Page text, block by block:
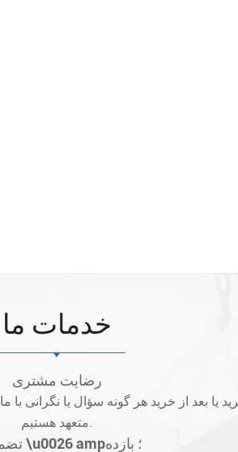
خدمات ما
رضایت مشتری
متعهد هستیم.
تضمین و \u0026 amp؛ بازده